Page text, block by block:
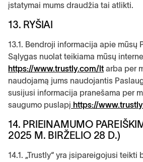
įstatymai mums draudžia tai atlikti.
13. RYŠIAI
13.1. Bendroji informacija apie mūsų
Sąlygas nuolat teikiama mūsų
https://www.trustly.com/lt arba per
naudojamą jums naudojantis
susijusi informacija pranešama per
saugumo puslapį https://
14. PRIEINAMUMO
2025 M. BIRŽELIO 28 D.)
14.1. „Trustly“ yra įsipareigojusi teikti